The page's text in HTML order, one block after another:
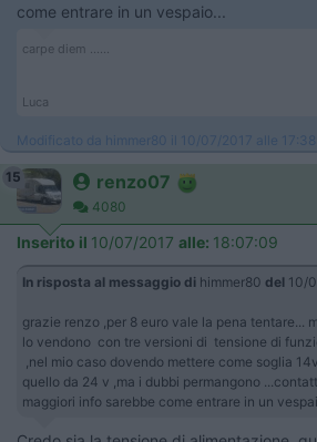
come entrare in un vespaio...
carpe diem ......
Luca
Modificato da himmer80 il 10/07/2017 alle
15 renzo07
4080
Inserito il 10/07/2017 alle: 18:07:09
In risposta al messaggio di himmer80 del 10/
grazie renzo ,per 8 euro vale la pena tentare...
lo vendono con tre versioni di tensione di
,nel mio caso dovendo mettere come soglia
quello da 24 v ,ma i dubbi permangono
maggiori info sarebbe come entrare in un